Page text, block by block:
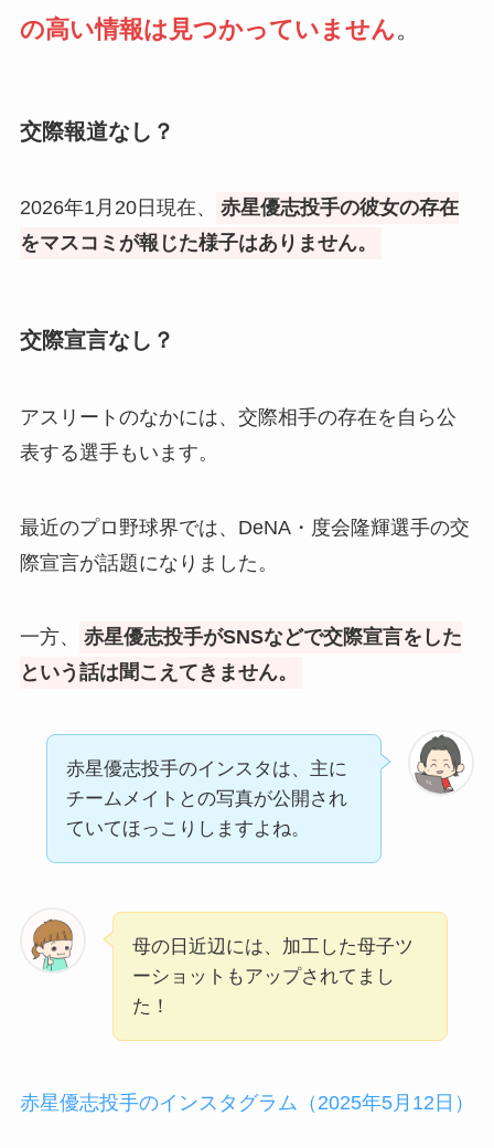
の高い情報は見つかっていません。
交際報道なし？
2026年1月20日現在、
赤星優志投手の彼女の存在
をマスコミが報じた様子はありません。
交際宣言なし？
アスリートのなかには、交際相手の存在を自ら公
表する選手もいます。
最近のプロ野球界では、DeNA・度会隆輝選手の交
際宣言が話題になりました。
一方、
赤星優志投手がSNSなどで交際宣言をした
という話は聞こえてきません。
赤星優志投手のインスタは、主に
チームメイトとの写真が公開され
ていてほっこりしますよね。
母の日近辺には、加工した母子ツ
ーショットもアップされてまし
た！
赤星優志投手のインスタグラム（2025年5月12日）